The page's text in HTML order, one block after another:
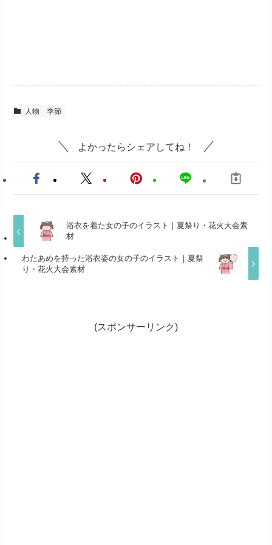
人物 季節
よかったらシェアしてね！
浴衣を着た女の子のイラスト｜夏祭り・花火大会素
材
わたあめを持った浴衣姿の女の子のイラスト｜夏祭
り・花火大会素材
(スポンサーリンク)